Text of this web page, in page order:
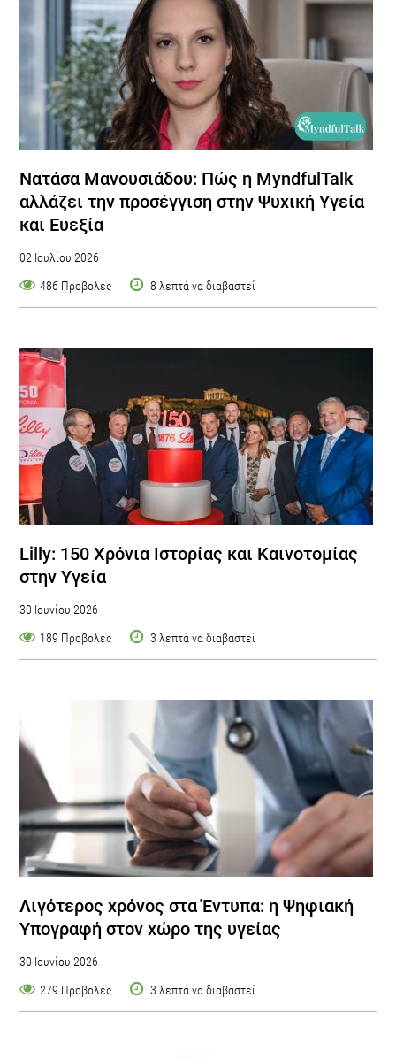
Νατάσα Μανουσιάδου: Πώς η MyndfulTalk
αλλάζει την προσέγγιση στην Ψυχική Υγεία
και Ευεξία
02 Ιουλίου 2026
486 Προβολές
8 λεπτά να διαβαστεί
Lilly: 150 Χρόνια Ιστορίας και Καινοτομίας
στην Υγεία
30 Ιουνίου 2026
189 Προβολές
3 λεπτά να διαβαστεί
Λιγότερος χρόνος στα Έντυπα: η Ψηφιακή
Υπογραφή στον χώρο της υγείας
30 Ιουνίου 2026
279 Προβολές
3 λεπτά να διαβαστεί